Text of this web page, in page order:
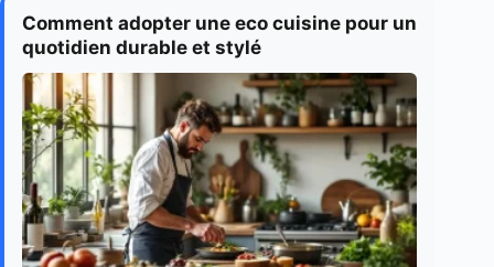
Comment adopter une eco cuisine pour un
quotidien durable et stylé